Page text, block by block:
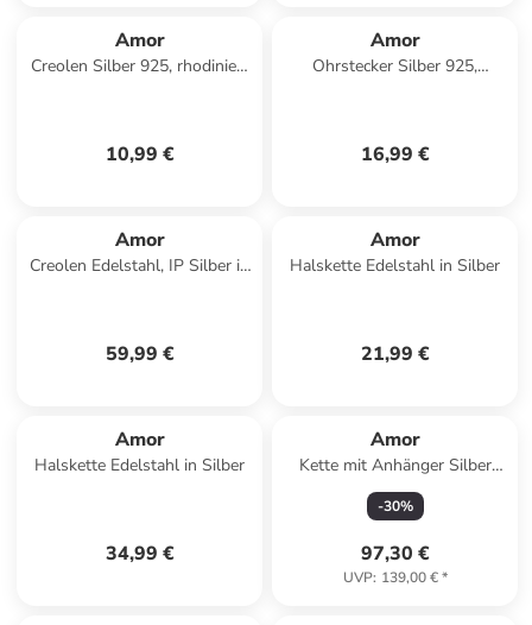
Amor
Creolen Silber 925, rhodiniert
10,99 €
Amor
Ohrstecker Silber 925,
16,99 €
Amor
Creolen Edelstahl, IP Silber in
59,99 €
Amor
Halskette Edelstahl in Silber
21,99 €
Amor
Halskette Edelstahl in Silber
34,99 €
Amor
Kette mit Anhänger Silber
925, rhodiniert+rosévergoldet
in Bicolor
-30%
97,30 €
UVP: 139,00 €*